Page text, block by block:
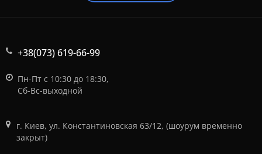
+38(073) 619-66-99
Пн-Пт с 10:30 до 18:30,
Сб-Вс-выходной
г. Киев, ул. Константиновская 63/12, (шоурум временно
закрыт)